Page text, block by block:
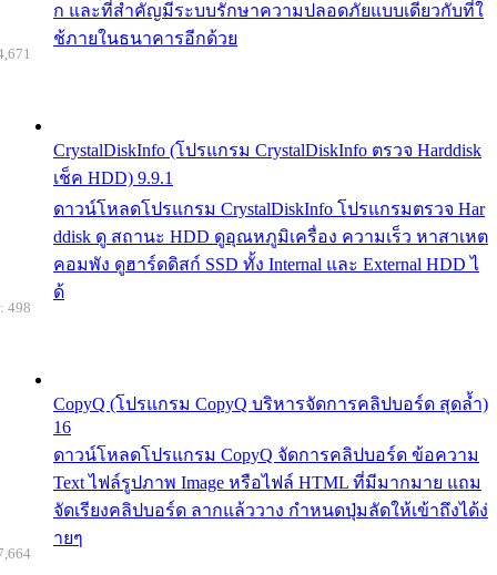
ก และที่สำคัญมีระบบรักษาความปลอดภัยแบบเดียวกับที่ใ
ช้ภายในธนาคารอีกด้วย
CrystalDiskInfo (โปรแกรม CrystalDiskInfo ตรวจ Harddisk
เช็ค HDD) 9.9.1
ดาวน์โหลดโปรแกรม CrystalDiskInfo โปรแกรมตรวจ Har
ddisk ดู สถานะ HDD ดูอุณหภูมิเครื่อง ความเร็ว หาสาเหต
คอมพัง ดูฮาร์ดดิสก์ SSD ทั้ง Internal และ External HDD ไ
ด้
CopyQ (โปรแกรม CopyQ บริหารจัดการคลิปบอร์ด สุดล้ำ)
16
ดาวน์โหลดโปรแกรม CopyQ จัดการคลิปบอร์ด ข้อความ
Text ไฟล์รูปภาพ Image หรือไฟล์ HTML ที่มีมากมาย แถม
จัดเรียงคลิปบอร์ด ลากแล้ววาง กำหนดปุ่มลัดให้เข้าถึงได้ง่
ายๆ
498